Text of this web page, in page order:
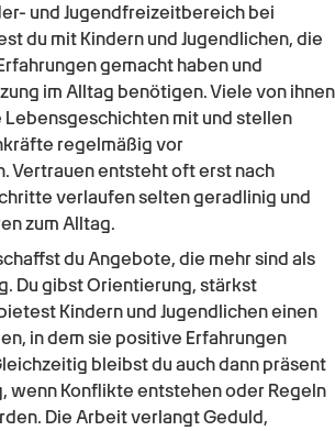
und Jugendfreizeitbereich bei
du mit Kindern und Jugendlichen, die
gemacht haben und
im Alltag benötigen. Viele von ihnen
mit und stellen
regelmäßig vor
Vertrauen entsteht oft erst nach
verlaufen selten geradlinig und
zum Alltag.
du Angebote, die mehr sind als
Du gibst Orientierung, stärkst
Kindern und Jugendlichen einen
in dem sie positive Erfahrungen
bleibst du auch dann präsent
wenn Konflikte entstehen oder Regeln
Die Arbeit verlangt Geduld,